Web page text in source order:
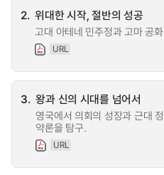
2. 위대한 시작, 절반의 성공
고대 아테네 민주정과 고마 공
URL
3. 왕과 신의 시대를 넘어서
영국에서 의회의 성장과 근대
약론을 탐구.
URL